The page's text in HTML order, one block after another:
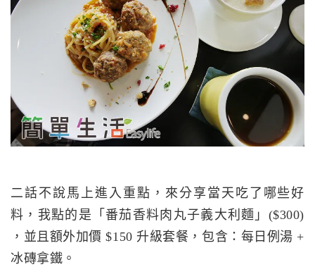
二話不說馬上進入重點，來分享當天吃了哪些好
料，我點的是「番茄香料肉丸子義大利麵」($300)
，並且額外加價 $150 升級套餐，包含：每日例湯 +
冰磚拿鐵。